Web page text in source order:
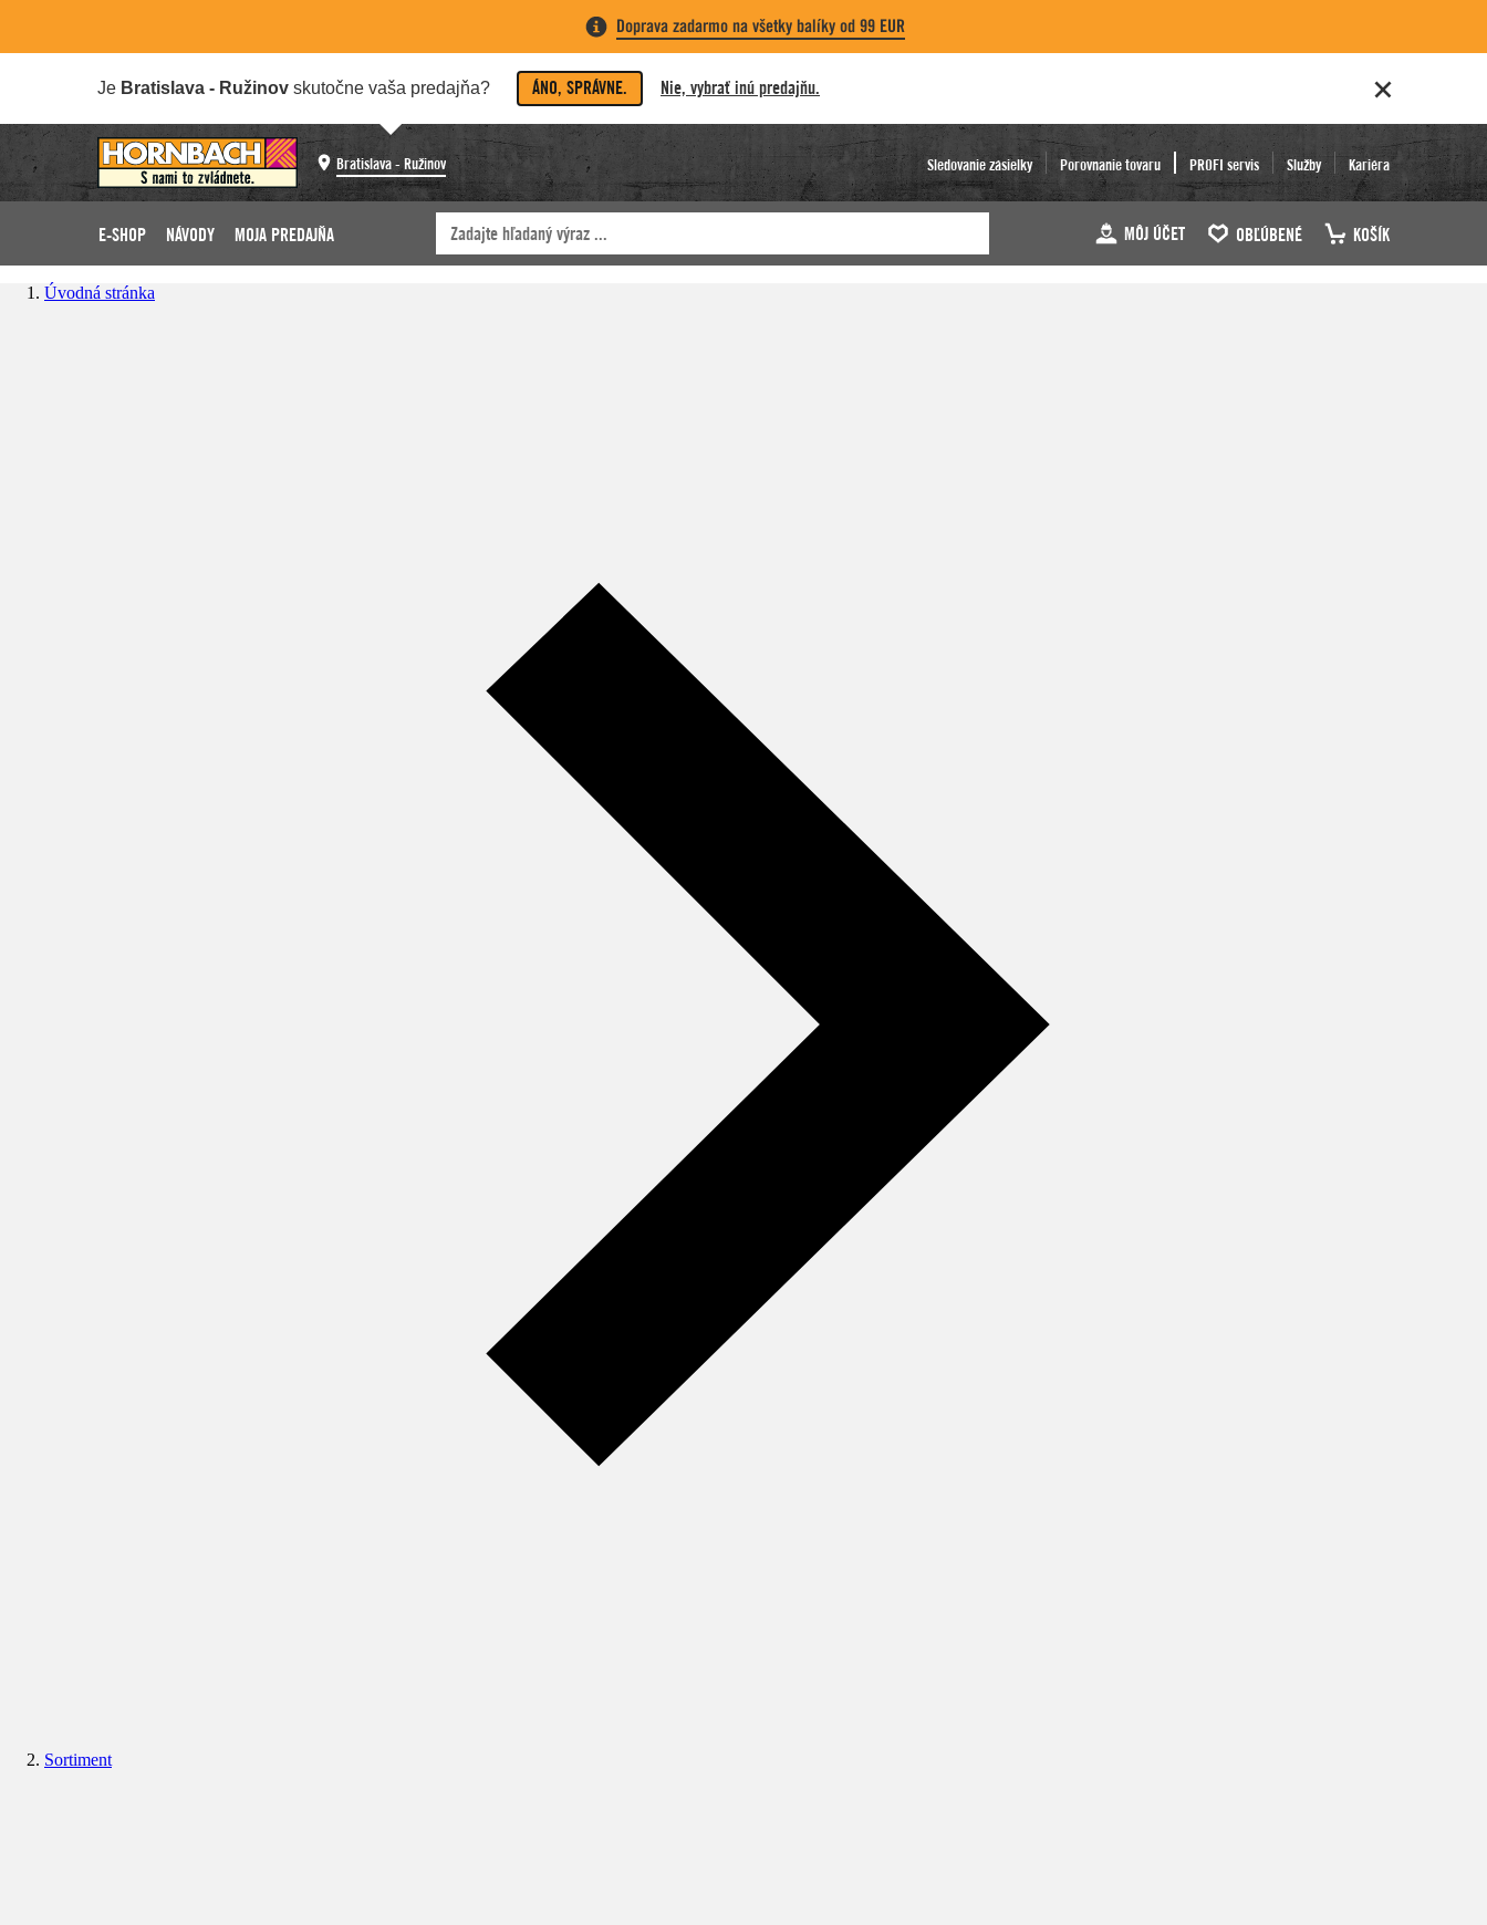
Doprava zadarmo na všetky balíky od 99 EUR
Je Bratislava - Ružinov skutočne vaša predajňa? ÁNO, SPRÁVNE. Nie, vybrať inú predajňu.
Bratislava - Ružinov Sledovanie zásielky Porovnanie tovaru PROFI servis Služby Kariéra
E-SHOP NÁVODY MOJA PREDAJŇA MÔJ ÚČET OBĽÚBENÉ KOŠÍK
Úvodná stránka
Sortiment